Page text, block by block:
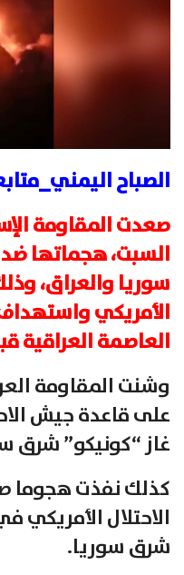
الصباح
صعدت المقاومة
السبت، هجماتها ضد
سوريا والعراق،
الأمريكي
العاصمة العراقية
وشنت المقاومة
على قاعدة جيش
غاز “كونيكو” شرق
كذلك نفذت هجوما
الاحتلال
شرق سوريا.